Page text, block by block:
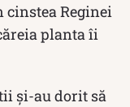
cinstea Reginei
planta îi
și-au dorit să